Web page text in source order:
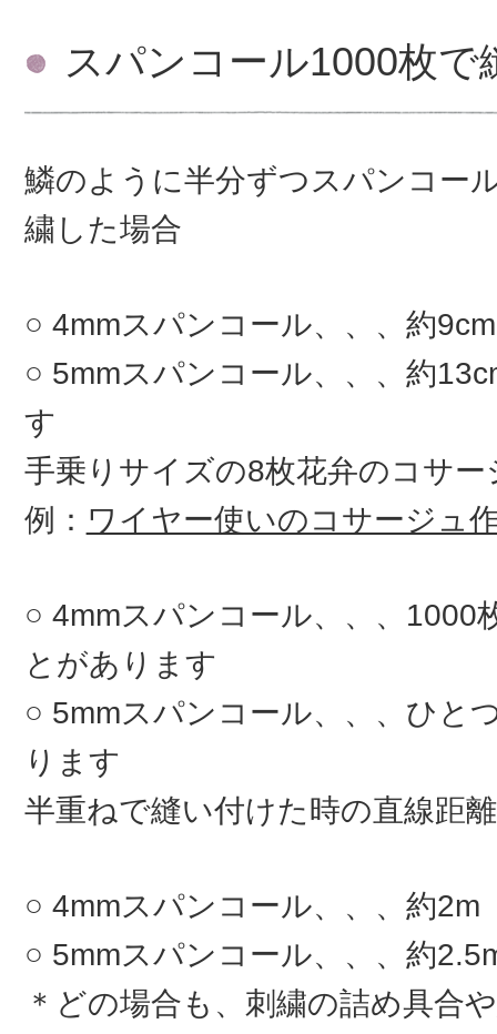
スパンコール1000枚で
鱗のように半分ずつスパンコー
繍した場合
4mmスパンコール、、、約
5mmスパンコール、、、約
す
手乗りサイズの8枚花弁のコサ
例： ワイヤー使いのコサージュ
4mmスパンコール、、、1000
とがあります
5mmスパンコール、、、ひと
ります
半重ねで縫い付けた時の直線距離
4mmスパンコール、、、約2m
5mmスパンコール、、、約
＊どの場合も、刺繍の詰め具合